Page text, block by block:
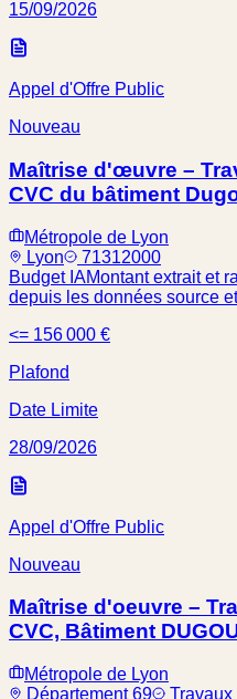
15/09/2026
Appel d'Offre Public
Nouveau
Maîtrise d'œuvre –
CVC du bâtiment
Métropole de Lyon
Lyon
71312000
Budget IAMontant extrait et
depuis les données source
<= 156 000 €
Plafond
Date Limite
28/09/2026
Appel d'Offre Public
Nouveau
Maîtrise d'oeuvre –
CVC, Bâtiment
Métropole de Lyon
Département 69
Travaux